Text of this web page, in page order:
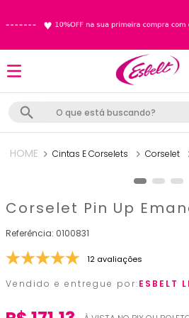
O que está buscando?
Cintas E Corselets Corselet
Corselet Pin Up
Referência: 0100831
12 avaliações
Vendido e entregue por:ESBELT
TERMOS MAIS BUSCADOS
1º
alta compressão
3º
cinta modeladora
4º
cinta
5º
sutiã
6 º
corselet
cinta pós parto